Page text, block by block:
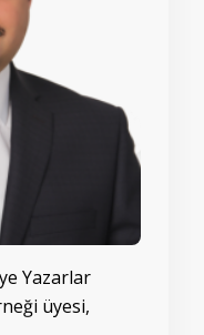
Yazarlar
üyesi,